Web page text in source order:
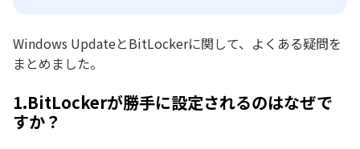
Windows UpdateとBitLockerに関して、よくある疑問を
まとめました。
1.BitLockerが勝手に設定されるのはなぜで
すか？